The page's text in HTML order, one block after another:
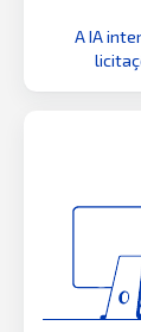
A IA